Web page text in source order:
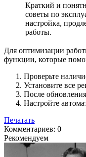
Краткий и
советы по
настройка,
работы.
Для оптимизации
функции, которые
Проверьте
Установите все
После
Настройте
Печатать
Комментариев: 0
Рекомендуем